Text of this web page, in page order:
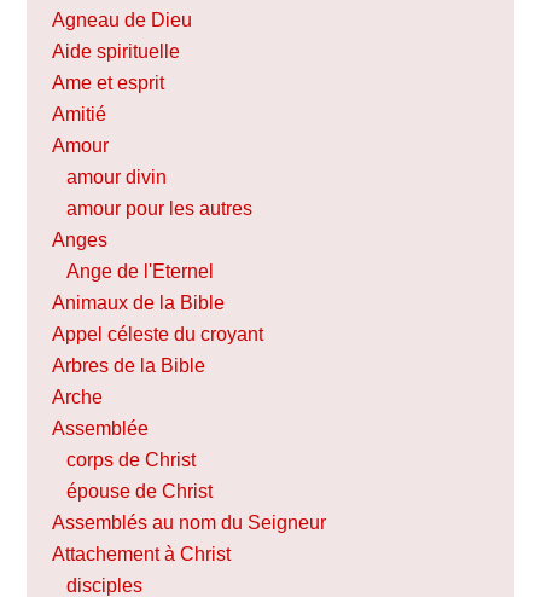
Agneau de Dieu
Aide spirituelle
Ame et esprit
Amitié
Amour
amour divin
amour pour les autres
Anges
Ange de l'Eternel
Animaux de la Bible
Appel céleste du croyant
Arbres de la Bible
Arche
Assemblée
corps de Christ
épouse de Christ
Assemblés au nom du Seigneur
Attachement à Christ
disciples